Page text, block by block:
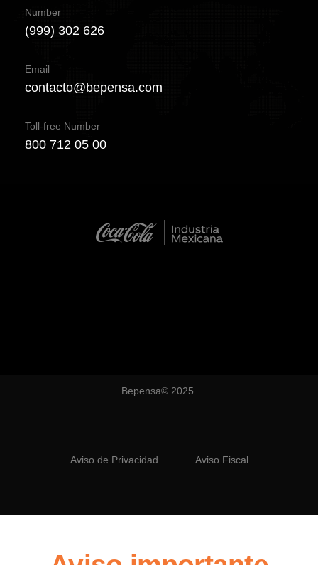
Number
(999) 302 626
Email
contacto@bepensa.com
Toll-free Number
800 712 05 00
Bepensa© 2025.
Aviso de Privacidad Aviso Fiscal